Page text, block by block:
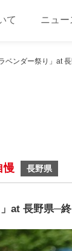
て ニュー
ラベンダー祭り」at
慢 長野県
」at 長野県─